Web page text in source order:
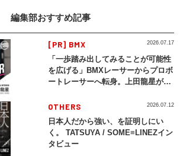
編集部おすすめ記事
[PR] BMX
「一歩踏み出してみることが可能性
を広げる」BMXレーサーからプロボ
ートレーサーへ転身。上田龍星が体
2026.07.17
OTHERS
日本人だから強い、を証明しにい
く。 TATSUYA / SOME≡LINEZイン
タビュー
2026.07.12